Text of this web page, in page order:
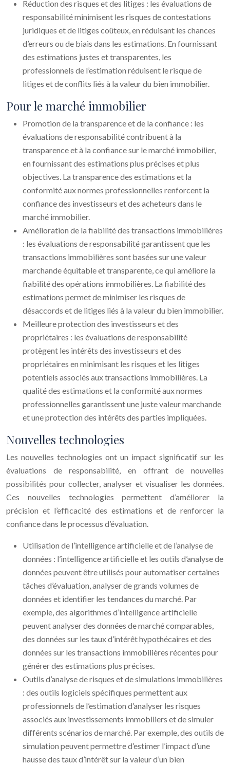
Réduction des risques et des litiges : les évaluations de
responsabilité minimisent les risques de contestations
juridiques et de litiges coûteux, en réduisant les chances
d’erreurs ou de biais dans les estimations. En fournissant
des estimations justes et transparentes, les
professionnels de l’estimation réduisent le risque de
litiges et de conflits liés à la valeur du bien immobilier.
Pour le marché immobilier
Promotion de la transparence et de la confiance : les
évaluations de responsabilité contribuent à la
transparence et à la confiance sur le marché immobilier,
en fournissant des estimations plus précises et plus
objectives. La transparence des estimations et la
conformité aux normes professionnelles renforcent la
confiance des investisseurs et des acheteurs dans le
marché immobilier.
Amélioration de la fiabilité des transactions immobilières
: les évaluations de responsabilité garantissent que les
transactions immobilières sont basées sur une valeur
marchande équitable et transparente, ce qui améliore la
fiabilité des opérations immobilières. La fiabilité des
estimations permet de minimiser les risques de
désaccords et de litiges liés à la valeur du bien immobilier.
Meilleure protection des investisseurs et des
propriétaires : les évaluations de responsabilité
protègent les intérêts des investisseurs et des
propriétaires en minimisant les risques et les litiges
potentiels associés aux transactions immobilières. La
qualité des estimations et la conformité aux normes
professionnelles garantissent une juste valeur marchande
et une protection des intérêts des parties impliquées.
Nouvelles technologies
Les nouvelles technologies ont un impact significatif sur les
évaluations de responsabilité, en offrant de nouvelles
possibilités pour collecter, analyser et visualiser les données.
Ces nouvelles technologies permettent d’améliorer la
précision et l’efficacité des estimations et de renforcer la
confiance dans le processus d’évaluation.
Utilisation de l’intelligence artificielle et de l’analyse de
données : l’intelligence artificielle et les outils d’analyse de
données peuvent être utilisés pour automatiser certaines
tâches d’évaluation, analyser de grands volumes de
données et identifier les tendances du marché. Par
exemple, des algorithmes d’intelligence artificielle
peuvent analyser des données de marché comparables,
des données sur les taux d’intérêt hypothécaires et des
données sur les transactions immobilières récentes pour
générer des estimations plus précises.
Outils d’analyse de risques et de simulations immobilières
: des outils logiciels spécifiques permettent aux
professionnels de l’estimation d’analyser les risques
associés aux investissements immobiliers et de simuler
différents scénarios de marché. Par exemple, des outils de
simulation peuvent permettre d’estimer l’impact d’une
hausse des taux d’intérêt sur la valeur d’un bien